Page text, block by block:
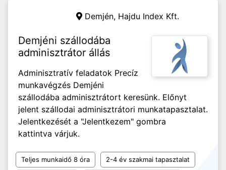
Demjén, Hajdu Index Kft.
Demjéni szállodába
adminisztrátor állás
Adminisztratív feladatok Precíz
munkavégzés Demjéni
szállodába adminisztrátort keresünk. Előnyt
jelent szállodai adminisztrátori munkatapasztalat.
Jelentkezését a "Jelentkezem" gombra
kattintva várjuk.
Teljes munkaidő 8 óra 2-4 év szakmai tapasztalat